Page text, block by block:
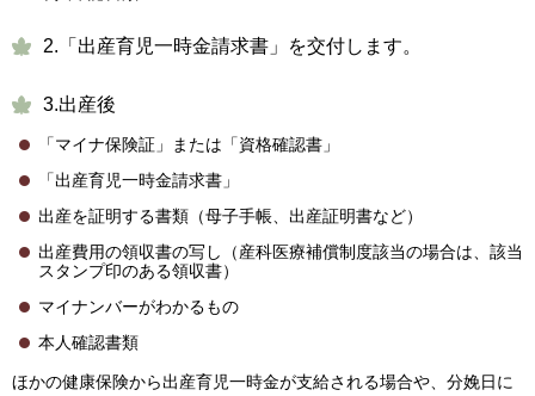
2.「出産育児一時金請求書」を交付します。
3.出産後
「マイナ保険証」または「資格確認書」
「出産育児一時金請求書」
出産を証明する書類（母子手帳、出産証明書など）
出産費用の領収書の写し（産科医療補償制度該当の場合は、該当
スタンプ印のある領収書）
マイナンバーがわかるもの
本人確認書類
ほかの健康保険から出産育児一時金が支給される場合や、分娩日に